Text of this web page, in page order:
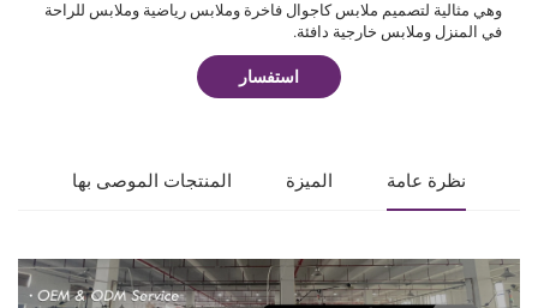
وهي مثالية لتصميم ملابس كاجوال فاخرة وملابس رياضية وملابس للراحة
في المنزل وملابس خارجية دافئة.
استفسار
نظرة عامة الميزة المنتجات الموصى بها